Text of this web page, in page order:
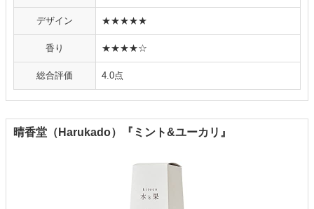
デザイン ★★★★★
香り ★★★★☆
総合評価 4.0点
晴香堂（Harukado）『ミント&ユーカリ』